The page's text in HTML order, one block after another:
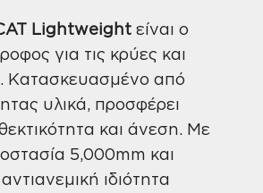
Lightweight είναι ο
για τις κρύες και
Κατασκευασμένο από
υλικά, προσφέρει
και άνεση. Με
5,000mm και
ιδιότητα